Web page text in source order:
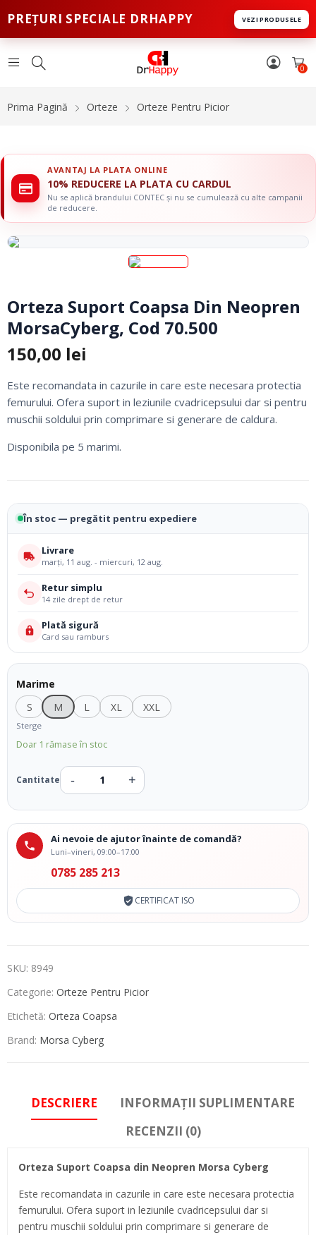
PREȚURI SPECIALE DRHAPPY VEZI PRODUSELE
0
Prima Pagină Orteze Orteze Pentru Picior
AVANTAJ LA PLATA ONLINE
10% REDUCERE LA PLATA CU CARDUL
Nu se aplică brandului CONTEC și nu se cumulează cu alte campanii
de reducere.
Orteza Suport Coapsa Din Neopren
MorsaCyberg, Cod 70.500
150,00 lei
Este recomandata in cazurile in care este necesara protectia
femurului. Ofera suport in leziunile cvadricepsului dar si pentru
muschii soldului prin comprimare si generare de caldura.
Disponibila pe 5 marimi.
În stoc — pregătit pentru expediere
Livrare
marți, 11 aug. - miercuri, 12 aug.
Retur simplu
14 zile drept de retur
Plată sigură
Card sau ramburs
Marime
S
M L XL XXL
Sterge
Doar 1 rămase în stoc
Ai nevoie de ajutor înainte de comandă?
Luni–vineri, 09:00–17:00
0785 285 213
CERTIFICAT ISO
SKU: 8949
Categorie: Orteze Pentru Picior
Etichetă: Orteza Coapsa
Brand: Morsa Cyberg
DESCRIERE
INFORMAȚII SUPLIMENTARE
RECENZII (0)
Orteza Suport Coapsa din Neopren Morsa Cyberg
Este recomandata in cazurile in care este necesara protectia
femurului. Ofera suport in leziunile cvadricepsului dar si
pentru muschii soldului prin comprimare si generare de